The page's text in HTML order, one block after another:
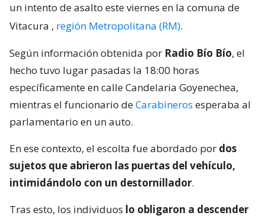
un intento de asalto este viernes en la comuna de
Vitacura , región Metropolitana (RM).
Según información obtenida por Radio Bío Bío, el
hecho tuvo lugar pasadas la 18:00 horas
específicamente en calle Candelaria Goyenechea,
mientras el funcionario deCarabineros esperaba al
parlamentario en un auto.
En ese contexto, el escolta fue abordado por dos
sujetos que abrieron las puertas del vehículo,
intimidándolo con un destornillador.
Tras esto, los individuos lo obligaron a descender